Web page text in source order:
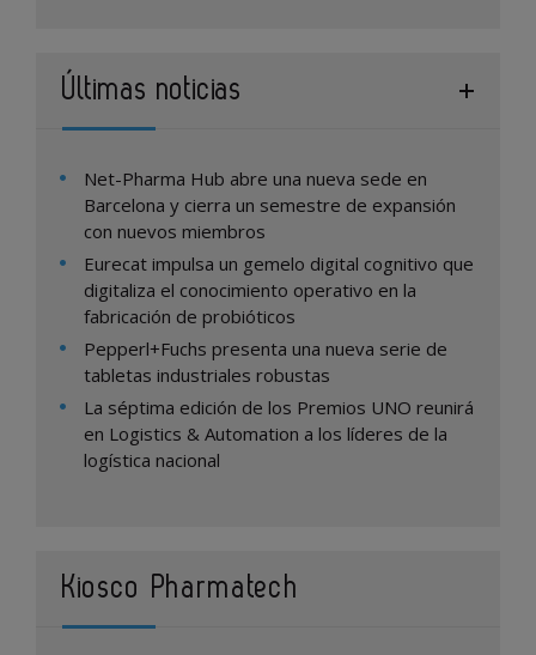
Últimas noticias
Net-Pharma Hub abre una nueva sede en
Barcelona y cierra un semestre de expansión
con nuevos miembros
Eurecat impulsa un gemelo digital cognitivo que
digitaliza el conocimiento operativo en la
fabricación de probióticos
Pepperl+Fuchs presenta una nueva serie de
tabletas industriales robustas
La séptima edición de los Premios UNO reunirá
en Logistics & Automation a los líderes de la
logística nacional
Kiosco Pharmatech